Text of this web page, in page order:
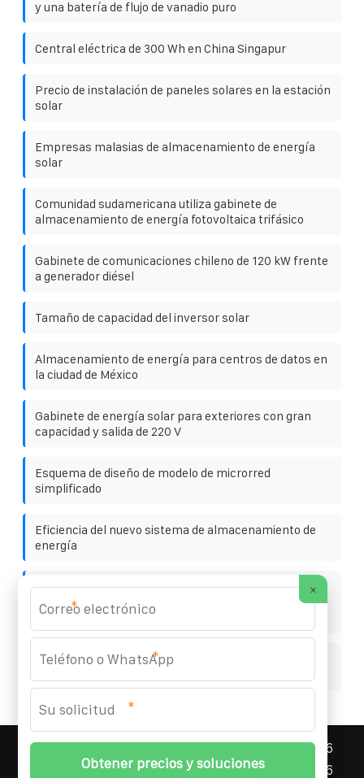
y una batería de flujo de vanadio puro
Central eléctrica de 300 Wh en China Singapur
Precio de instalación de paneles solares en la estación
solar
Empresas malasias de almacenamiento de energía
solar
Comunidad sudamericana utiliza gabinete de
almacenamiento de energía fotovoltaica trifásico
Gabinete de comunicaciones chileno de 120 kW frente
a generador diésel
Tamaño de capacidad del inversor solar
Almacenamiento de energía para centros de datos en
la ciudad de México
Gabinete de energía solar para exteriores con gran
capacidad y salida de 220 V
Esquema de diseño de modelo de microrred
simplificado
Eficiencia del nuevo sistema de almacenamiento de
energía
Precio óptimo de financiación para proyectos de
contenedores de almacenamiento de energía en
corriente continua
Presupuesto para armarios solares de 40 kWh para
ASNEF ENERGY STORAGE CONTAINER
2026
Todos los derechos reservados. | Teléfono:
+34 96
×
*
*
*